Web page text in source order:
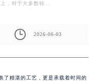
，对于大多数轻…
2026-06-03
了精湛的工艺，更是承载着时间的